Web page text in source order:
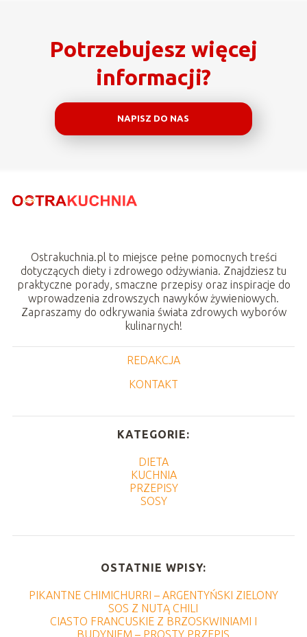
Potrzebujesz więcej
informacji?
NAPISZ DO NAS
Ostrakuchnia.pl to miejsce pełne pomocnych treści
dotyczących diety i zdrowego odżywiania. Znajdziesz tu
praktyczne porady, smaczne przepisy oraz inspiracje do
wprowadzenia zdrowszych nawyków żywieniowych.
Zapraszamy do odkrywania świata zdrowych wyborów
kulinarnych!
REDAKCJA
KONTAKT
KATEGORIE:
DIETA
KUCHNIA
PRZEPISY
SOSY
OSTATNIE WPISY:
PIKANTNE CHIMICHURRI – ARGENTYŃSKI ZIELONY
SOS Z NUTĄ CHILI
CIASTO FRANCUSKIE Z BRZOSKWINIAMI I
BUDYNIEM – PROSTY PRZEPIS